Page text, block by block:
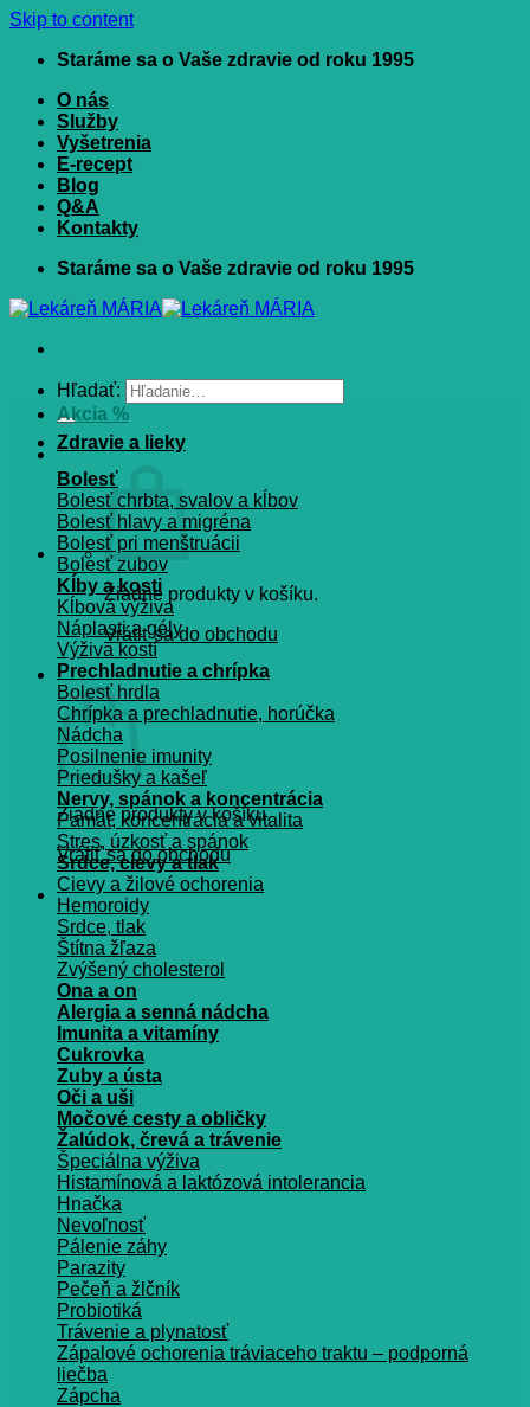
Skip to content
Staráme sa o Vaše zdravie od roku 1995
O nás
Služby
Vyšetrenia
E-recept
Blog
Q&A
Kontakty
Staráme sa o Vaše zdravie od roku 1995
Hľadať:
Žiadne produkty v košíku.
Vrátiť sa do obchodu
Košík
Žiadne produkty v košíku.
Vrátiť sa do obchodu
Akcia %
Zdravie a lieky
Bolesť
Bolesť chrbta, svalov a kĺbov
Bolesť hlavy a migréna
Bolesť pri menštruácii
Bolesť zubov
Kĺby a kosti
Kĺbová výživa
Náplasti a gély
Výživa kostí
Prechladnutie a chrípka
Bolesť hrdla
Chrípka a prechladnutie, horúčka
Nádcha
Posilnenie imunity
Priedušky a kašeľ
Nervy, spánok a koncentrácia
Pamät, koncentrácia a vitalita
Stres, úzkosť a spánok
Srdce, cievy a tlak
Cievy a žilové ochorenia
Hemoroidy
Srdce, tlak
Štítna žľaza
Zvýšený cholesterol
Ona a on
Alergia a senná nádcha
Imunita a vitamíny
Cukrovka
Zuby a ústa
Oči a uši
Močové cesty a obličky
Žalúdok, črevá a trávenie
Špeciálna výživa
Histamínová a laktózová intolerancia
Hnačka
Nevoľnosť
Pálenie záhy
Parazity
Pečeň a žlčník
Probiotiká
Trávenie a plynatosť
Zápalové ochorenia tráviaceho traktu – podporná
liečba
Zápcha